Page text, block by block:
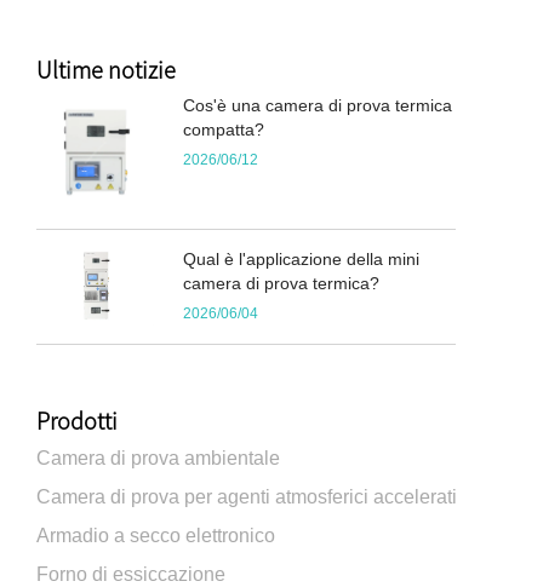
Ultime notizie
Cos'è una camera di prova termica
compatta?
2026/06/12
Qual è l'applicazione della mini
camera di prova termica?
2026/06/04
Prodotti
Camera di prova ambientale
Camera di prova per agenti atmosferici accelerati
Armadio a secco elettronico
Forno di essiccazione